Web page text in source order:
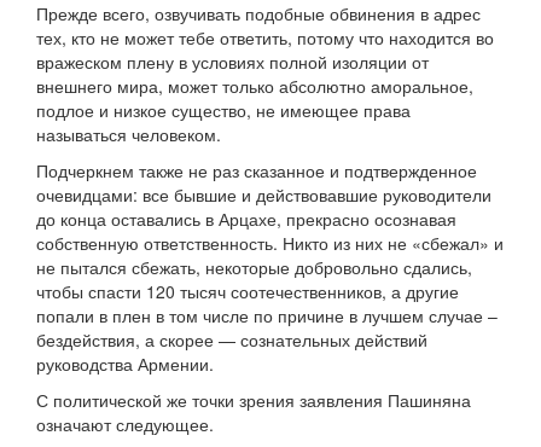
Прежде всего, озвучивать подобные обвинения в адрес
тех, кто не может тебе ответить, потому что находится во
вражеском плену в условиях полной изоляции от
внешнего мира, может только абсолютно аморальное,
подлое и низкое существо, не имеющее права
называться человеком.
Подчеркнем также не раз сказанное и подтвержденное
очевидцами: все бывшие и действовавшие руководители
до конца оставались в Арцахе, прекрасно осознавая
собственную ответственность. Никто из них не «сбежал» и
не пытался сбежать, некоторые добровольно сдались,
чтобы спасти 120 тысяч соотечественников, а другие
попали в плен в том числе по причине в лучшем случае –
бездействия, а скорее — сознательных действий
руководства Армении.
С политической же точки зрения заявления Пашиняна
означают следующее.